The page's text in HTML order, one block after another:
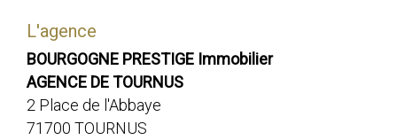
L'agence
BOURGOGNE PRESTIGE Immobilier
AGENCE DE TOURNUS
2 Place de l'Abbaye
71700 TOURNUS